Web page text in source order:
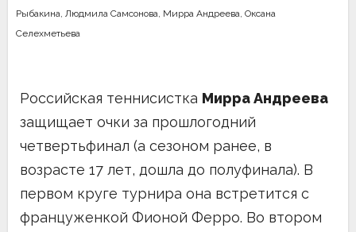
Рыбакина, Людмила Самсонова, Мирра Андреева, Оксана
Селехметьева
Российская теннисистка Мирра Андреева
защищает очки за прошлогодний
четвертьфинал (а сезоном ранее, в
возрасте 17 лет, дошла до полуфинала). В
первом круге турнира она встретится с
француженкой Фионой Ферро. Во втором